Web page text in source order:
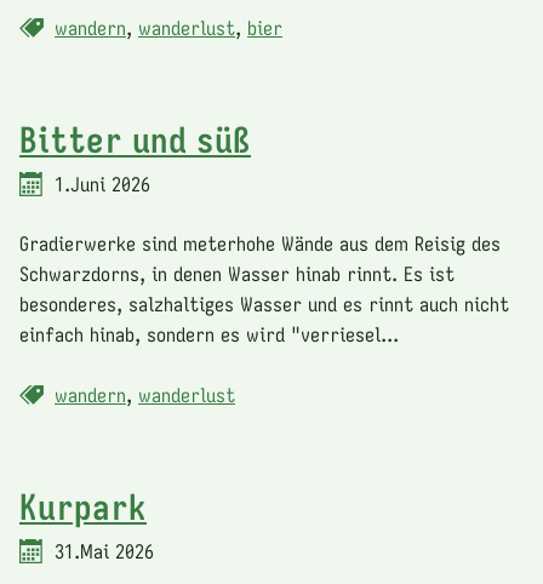
wandern, wanderlust, bier
Bitter und süß
1.Juni 2026
Gradierwerke sind meterhohe Wände aus dem Reisig des
Schwarzdorns, in denen Wasser hinab rinnt. Es ist
besonderes, salzhaltiges Wasser und es rinnt auch nicht
einfach hinab, sondern es wird "verriesel...
wandern, wanderlust
Kurpark
31.Mai 2026